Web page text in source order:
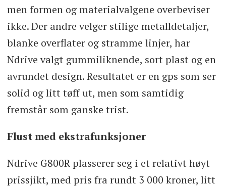
men formen og materialvalgene overbeviser
ikke. Der andre velger stilige metalldetaljer,
blanke overflater og stramme linjer, har
Ndrive valgt gummiliknende, sort plast og en
avrundet design. Resultatet er en gps som ser
solid og litt tøff ut, men som samtidig
fremstår som ganske trist.
Flust med ekstrafunksjoner
Ndrive G800R plasserer seg i et relativt høyt
prissjikt, med pris fra rundt 3 000 kroner, litt